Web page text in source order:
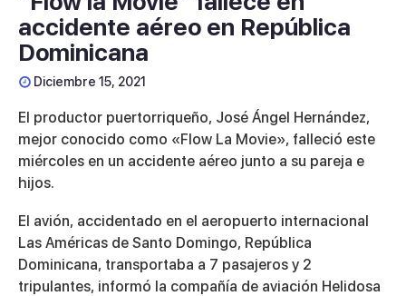
accidente aéreo en República
Dominicana
Diciembre 15, 2021
El productor puertorriqueño, José Ángel Hernández,
mejor conocido como «Flow La Movie», falleció este
miércoles en un accidente aéreo junto a su pareja e
hijos.
El avión, accidentado en el aeropuerto internacional
Las Américas de Santo Domingo, República
Dominicana, transportaba a 7 pasajeros y 2
tripulantes, informó la compañía de aviación Helidosa